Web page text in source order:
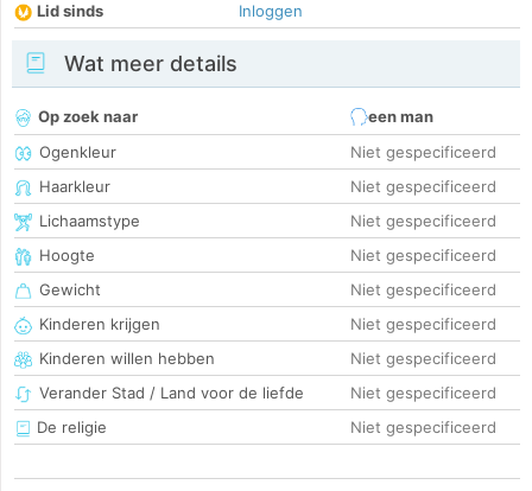
Lid sinds
Inloggen
Wat meer details
Op zoek naar
een man
Ogenkleur
Niet gespecificeerd
Haarkleur
Niet gespecificeerd
Lichaamstype
Niet gespecificeerd
Hoogte
Niet gespecificeerd
Gewicht
Niet gespecificeerd
Kinderen krijgen
Niet gespecificeerd
Kinderen willen hebben
Niet gespecificeerd
Verander Stad / Land voor de liefde
Niet gespecificeerd
De religie
Niet gespecificeerd